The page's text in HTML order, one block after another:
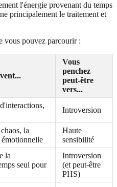
l'énergie provenant du temps
principalement le traitement et
vous pouvez parcourir :
Vous
penchez
peut-être
vers...
Introversion
la
Haute
sensibilité
la
seul pour
Introversion
(et peut-être
PHS)